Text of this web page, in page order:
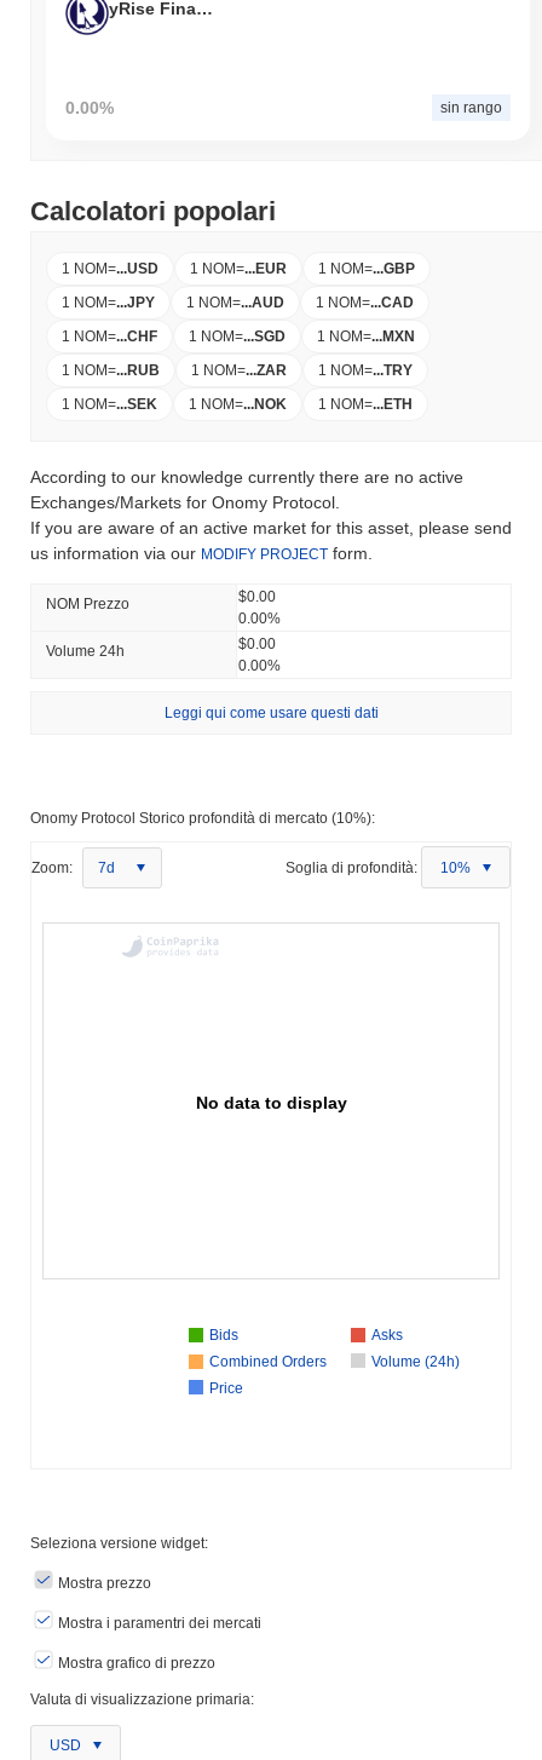
yRise Finance
0.00% sin rango
Calcolatori popolari
1 NOM=...USD 1 NOM=...EUR 1 NOM=...GBP
1 NOM=...JPY 1 NOM=...AUD 1 NOM=...CAD
1 NOM=...CHF 1 NOM=...SGD 1 NOM=...MXN
1 NOM=...RUB 1 NOM=...ZAR 1 NOM=...TRY
1 NOM=...SEK 1 NOM=...NOK 1 NOM=...ETH
According to our knowledge currently there are no active
Exchanges/Markets for Onomy Protocol.
If you are aware of an active market for this asset, please send
us information via our MODIFY PROJECT form.
NOM Prezzo
$0.00
0.00%
Volume 24h
$0.00
0.00%
Leggi qui come usare questi dati
Onomy Protocol Storico profondità di mercato (10%):
Zoom: 7d Soglia di profondità: 10%
No data to display
Bids
Asks
Combined Orders
Volume (24h)
Price
Seleziona versione widget:
Mostra prezzo
Mostra i paramentri dei mercati
Mostra grafico di prezzo
Valuta di visualizzazione primaria:
USD